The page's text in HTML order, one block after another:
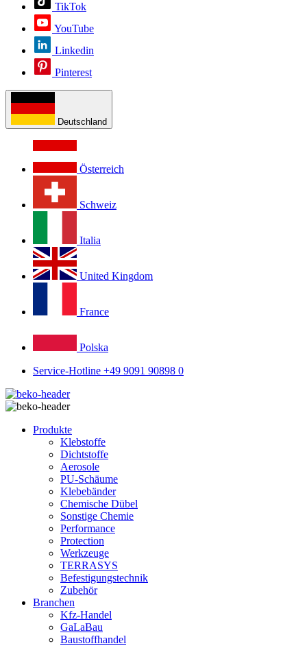
TikTok
YouTube
Linkedin
Pinterest
Deutschland
Österreich
Schweiz
Italia
United Kingdom
France
Polska
Service-Hotline +49 9091 90898 0
Produkte
Klebstoffe
Dichtstoffe
Aerosole
PU-Schäume
Klebebänder
Chemische Dübel
Sonstige Chemie
Performance
Protection
Werkzeuge
TERRASYS
Befestigungstechnik
Zubehör
Branchen
Kfz-Handel
GaLaBau
Baustoffhandel